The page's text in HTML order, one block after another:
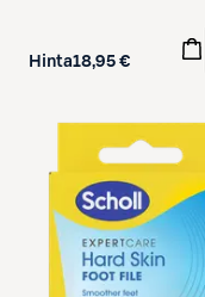
Hinta18,95 €